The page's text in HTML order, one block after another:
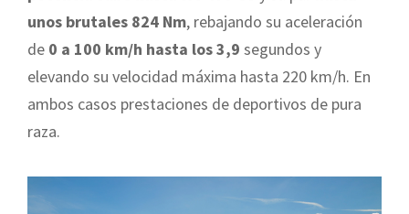
unos brutales 824 Nm, rebajando su aceleración
de 0 a 100 km/h hasta los 3,9 segundos y
elevando su velocidad máxima hasta 220 km/h. En
ambos casos prestaciones de deportivos de pura
raza.